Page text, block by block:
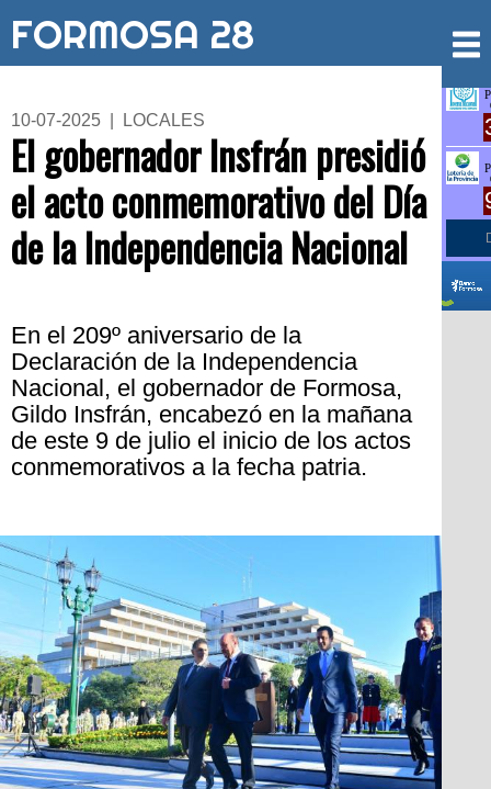
FORMOSA 28
10-07-2025 | LOCALES
El gobernador Insfrán presidió
el acto conmemorativo del Día
de la Independencia Nacional
En el 209º aniversario de la
Declaración de la Independencia
Nacional, el gobernador de Formosa,
Gildo Insfrán, encabezó en la mañana
de este 9 de julio el inicio de los actos
conmemorativos a la fecha patria.